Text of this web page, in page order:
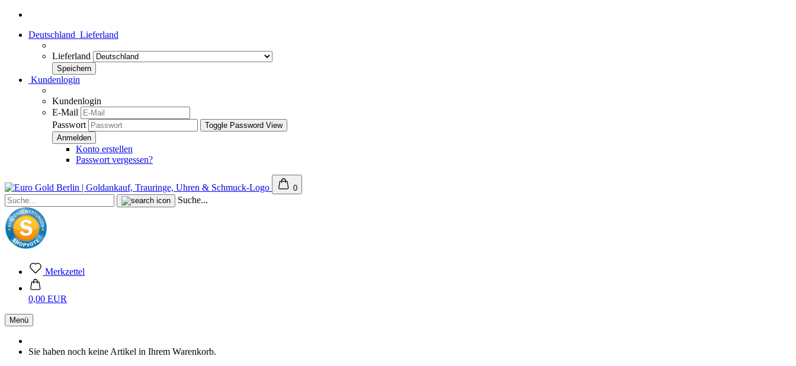
Deutschland Lieferland
Lieferland
Kundenlogin
Kundenlogin
E-Mail
Passwort
Toggle Password View
Konto erstellen
Passwort vergessen?
0
Suche...
Merkzettel
0,00 EUR
Menü
Sie haben noch keine Artikel in Ihrem Warenkorb.